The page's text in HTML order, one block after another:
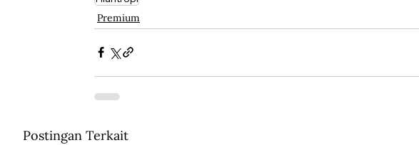
Premium
Postingan Terkait